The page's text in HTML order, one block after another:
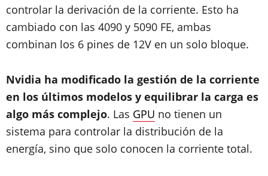
controlar la derivación de la corriente. Esto ha
cambiado con las 4090 y 5090 FE, ambas
combinan los 6 pines de 12V en un solo bloque.
Nvidia ha modificado la gestión de la corriente
en los últimos modelos y equilibrar la carga es
algo más complejo. Las GPU no tienen un
sistema para controlar la distribución de la
energía, sino que solo conocen la corriente total.